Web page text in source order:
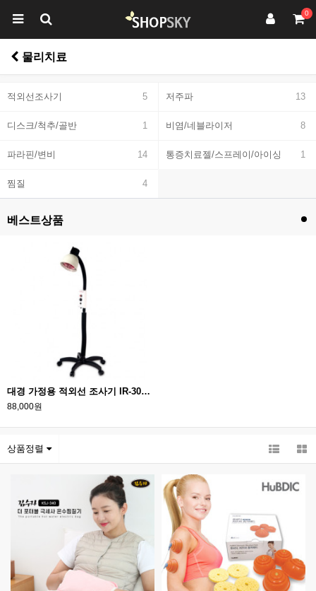
0
물리치료
적외선조사기 5 저주파 13
디스크/척추/골반 1 비염/네블라이저 8
파라핀/변비 14 통증치료젤/스프레이/아이싱 1
찜질 4
베스트상품
대경 가정용 적외선 조사기 IR-300A (250W) /IR300(Infra Red Lamp)
88,000원
상품정렬